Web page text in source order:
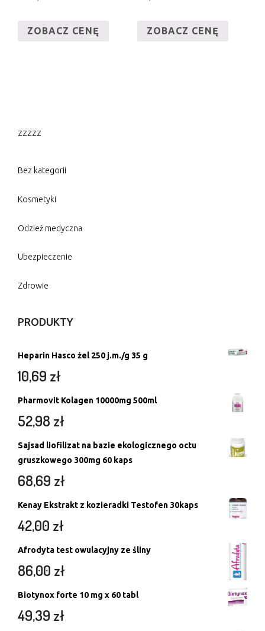
ZOBACZ CENĘ ZOBACZ CENĘ
zzzzz
Bez kategorii
Kosmetyki
Odzież medyczna
Ubezpieczenie
Zdrowie
PRODUKTY
Heparin Hasco żel 250 j.m./g 35 g
10,69 zł
Pharmovit Kolagen 10000mg 500ml
52,98 zł
Sajsad liofilizat na bazie ekologicznego octu
gruszkowego 300mg 60 kaps
68,69 zł
Kenay Ekstrakt z kozieradki Testofen 30kaps
42,00 zł
Afrodyta test owulacyjny ze śliny
86,00 zł
Biotynox forte 10 mg x 60 tabl
49,39 zł